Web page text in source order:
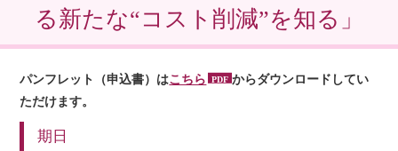
る新たな“コスト削減”を知る」
パンフレット（申込書）はこちら
からダウンロードしてい
ただけます。
期日